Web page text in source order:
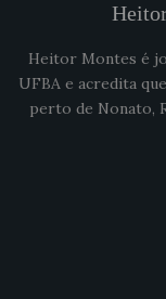
Heitor Montes é
UFBA e acredita
perto de Nonato,